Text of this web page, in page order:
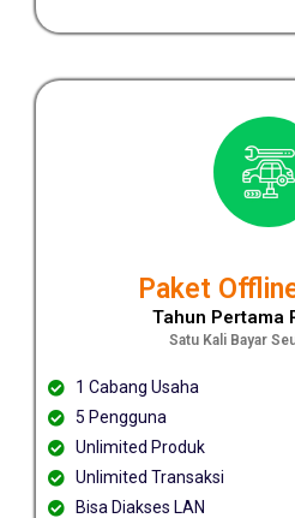
Paket
Tahun Pertama
Satu Kali Bayar
1 Cabang Usaha
5 Pengguna
Unlimited Produk
Unlimited Transaksi
Bisa Diakses LAN